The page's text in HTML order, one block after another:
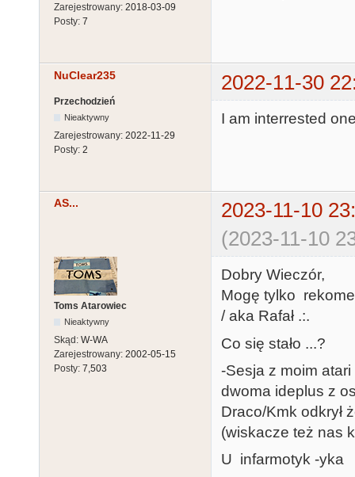
Zarejestrowany: 2018-03-09
Posty: 7
NuClear235 2022-11-30
Przechodzień
Nieaktywny
Zarejestrowany: 2022-11-29
Posty: 2
I am interrested
AS...
2023-11-10
(2023-11-10
Toms Atarowiec
Nieaktywny
Skąd: W-WA
Zarejestrowany: 2002-05-15
Posty: 7,503
Dobry Wieczór,
Mogę tylko
/ aka Rafał .:.
Co się stało ...?
-Sesja z moim
dwoma ideplus z
Draco/Kmk odkrył
(wiskacze też nas
U infarmotyk -yka